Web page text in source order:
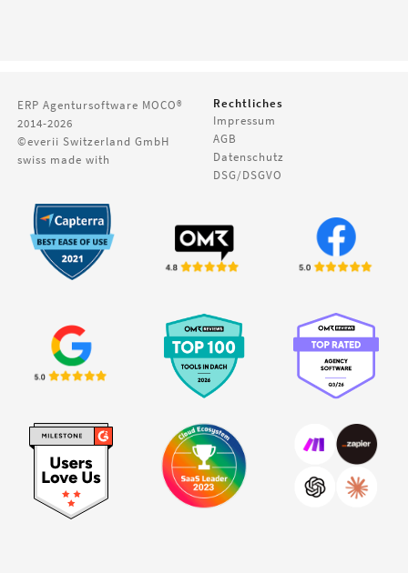
ERP Agentursoftware MOCO®
2014-2026
©everii Switzerland GmbH
swiss made with
Rechtliches
Impressum
AGB
Datenschutz
DSG/DSGVO